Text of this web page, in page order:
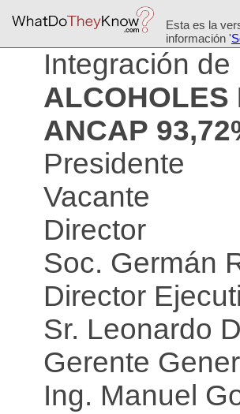
Esta es la
información '
Integración
ALCOHOLES
ANCAP
Presidente
Vacante
Director
Soc. Germán
Director
Sr. Leonardo
Gerente
Ing. Manuel